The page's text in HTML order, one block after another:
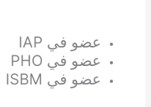
عضو في IAP
عضو في PHO
عضو في ISBM